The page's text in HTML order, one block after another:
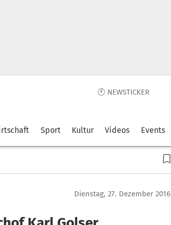
🕙 NEWSTICKER
Sport Kultur Videos Events
Dienstag, 27. Dezember 2016